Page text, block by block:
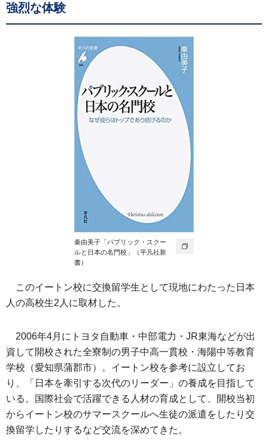
強烈な体験
秦由美子「パブリック・スクー
ルと日本の名門校」（平凡社新
書）
このイートン校に交換留学生として現地にわたった日本
人の高校生2人に取材した。
2006年4月にトヨタ自動車・中部電力・JR東海などが出
資して開校された全寮制の男子中高一貫校・海陽中等教育
学校（愛知県蒲郡市）。イートン校を参考に設立してお
り、「日本を牽引する次代のリーダー」の養成を目指して
いる。国際社会で活躍できる人材の育成として、開校当初
からイートン校のサマースクールへ生徒の派遣をしたり交
換留学したりするなど交流を深めてきた。